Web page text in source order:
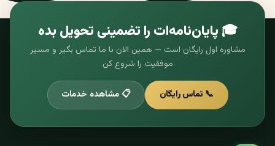
🎓 پایان‌نامه‌ات را تضمینی تحویل بده
مشاوره اول رایگان است — همین الان با ما تماس بگیر و مسیر
موفقیت را شروع کن
📞 تماس رایگان 📋 مشاهده خدمات